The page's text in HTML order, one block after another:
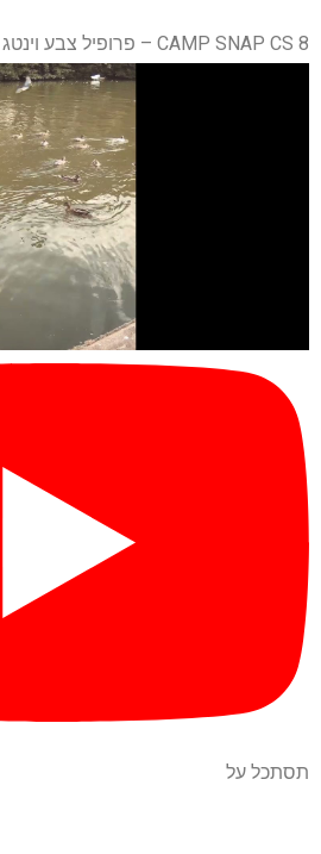
CAMP SNAP CS 8 – פרופיל צבע וינטג '2 – YouTube
תסתכל על